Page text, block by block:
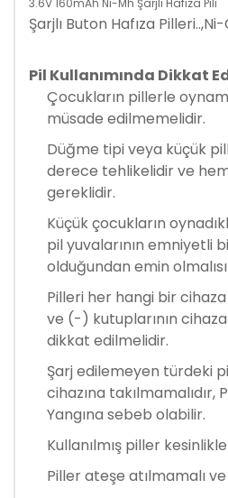
Şarjlı Buton Hafıza
Pil Kullanımında Dikkat
Çocukların pillerle
müsade edilmemelidir.
Düğme tipi veya küçük
derece tehlikelidir ve
gereklidir.
Küçük çocukların
pil yuvalarının emniyetli
olduğundan emin
Pilleri her hangi bir
ve (-) kutuplarının cihaza
dikkat edilmelidir.
Şarj edilemeyen türdeki
cihazına
Yangına sebeb olabilir.
Kullanılmış piller kesinlikle
Piller ateşe atılmamalı